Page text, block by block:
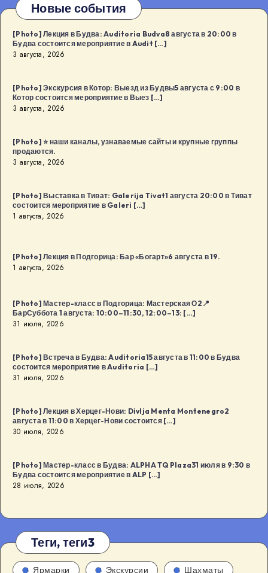
Новые события
[Photo] Лекция в Будва: Auditoria Budva8 августа в 20:00 в
Будва состоится мероприятие в Audit […]
3 августа, 2026
[Photo] Экскурсия в Котор: Выезд из Будвы5 августа с 9:00 в
Котор состоится мероприятие в Выез […]
3 августа, 2026
[Photo] ⭐️ наши каналы, узнаваемые сайты и крупные группы
продаются.
3 августа, 2026
[Photo] Выставка в Тиват: Galerija Tivat1 августа 20:00 в Тиват
состоится мероприятие в Galeri […]
1 августа, 2026
[Photo] Лекция в Подгорица: Бар «Богарт»6 августа в 19.
1 августа, 2026
[Photo] Мастер-класс в Подгорица: Мастерская О2📍
БарСуббота 1 августа: 10:00–11:30, 12:00–13: […]
31 июля, 2026
[Photo] Встреча в Будва: Auditoria15 августа в 11:00 в Будва
состоится мероприятие в Auditoria […]
31 июля, 2026
[Photo] Лекция в Херцег-Нови: Divlja Menta Montenegro2
августа в 11:00 в Херцег-Нови состоится […]
30 июля, 2026
[Photo] Мастер-класс в Будва: ALPHA TQ Plaza31 июля в 9:30 в
Будва состоится мероприятие в ALP […]
28 июля, 2026
Теги, теги3
Ярмарки Экскурсии Шахматы